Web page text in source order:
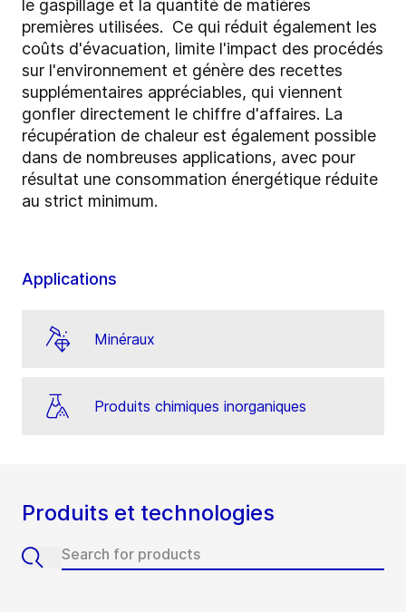
le gaspillage et la quantité de matières
premières utilisées. Ce qui réduit également les
coûts d'évacuation, limite l'impact des procédés
sur l'environnement et génère des recettes
supplémentaires appréciables, qui viennent
gonfler directement le chiffre d'affaires. La
récupération de chaleur est également possible
dans de nombreuses applications, avec pour
résultat une consommation énergétique réduite
au strict minimum.
Applications
Minéraux
Produits chimiques inorganiques
Produits et technologies